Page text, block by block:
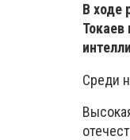
В ходе
Токаев
Среди